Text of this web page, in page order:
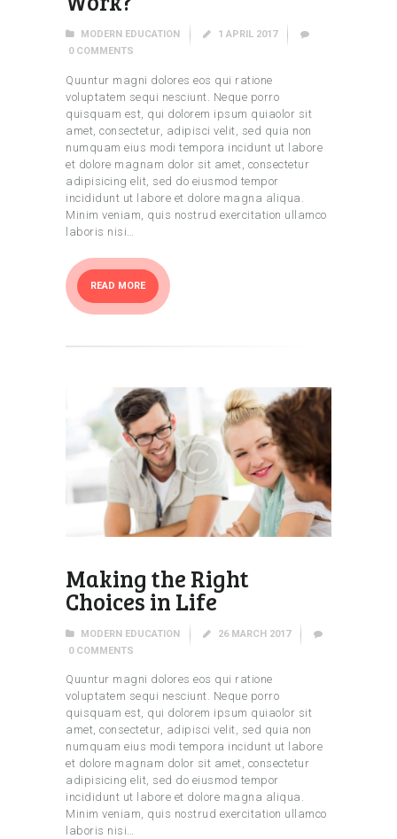
MODERN EDUCATION
1 APRIL 2017
0 COMMENTS
Quuntur magni dolores eos qui ratione
voluptatem sequi nesciunt. Neque porro
quisquam est, qui dolorem ipsum quiaolor sit
amet, consectetur, adipisci velit, sed quia non
numquam eius modi tempora incidunt ut labore
et dolore magnam dolor sit amet, consectetur
adipisicing elit, sed do eiusmod tempor
incididunt ut labore et dolore magna aliqua.
Minim veniam, quis nostrud exercitation ullamco
laboris nisi…
READ MORE
Making the Right
Choices in Life
MODERN EDUCATION
26 MARCH 2017
0 COMMENTS
Quuntur magni dolores eos qui ratione
voluptatem sequi nesciunt. Neque porro
quisquam est, qui dolorem ipsum quiaolor sit
amet, consectetur, adipisci velit, sed quia non
numquam eius modi tempora incidunt ut labore
et dolore magnam dolor sit amet, consectetur
adipisicing elit, sed do eiusmod tempor
incididunt ut labore et dolore magna aliqua.
Minim veniam, quis nostrud exercitation ullamco
laboris nisi…